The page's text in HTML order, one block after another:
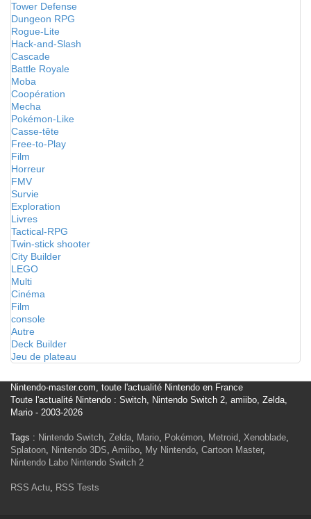
Tower Defense
Dungeon RPG
Rogue-Lite
Hack-and-Slash
Cascade
Battle Royale
Moba
Coopération
Mecha
Pokémon-Like
Casse-tête
Free-to-Play
Film
Horreur
FMV
Survie
Exploration
Livres
Tactical-RPG
Twin-stick shooter
City Builder
LEGO
Multi
Cinéma
Film
console
Autre
Deck Builder
Jeu de plateau
Nintendo-master.com, toute l'actualité Nintendo en France
Toute l'actualité Nintendo : Switch, Nintendo Switch 2, amiibo, Zelda,
Mario - 2003-2026
Tags : Nintendo Switch, Zelda, Mario, Pokémon, Metroid, Xenoblade,
Splatoon, Nintendo 3DS, Amiibo, My Nintendo, Cartoon Master,
Nintendo Labo Nintendo Switch 2
RSS Actu, RSS Tests